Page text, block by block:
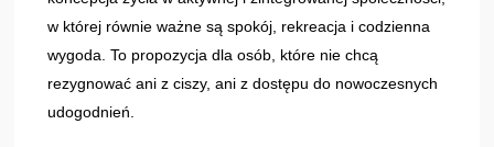
w której równie ważne są spokój, rekreacja i codzienna
wygoda. To propozycja dla osób, które nie chcą
rezygnować ani z ciszy, ani z dostępu do nowoczesnych
udogodnień.